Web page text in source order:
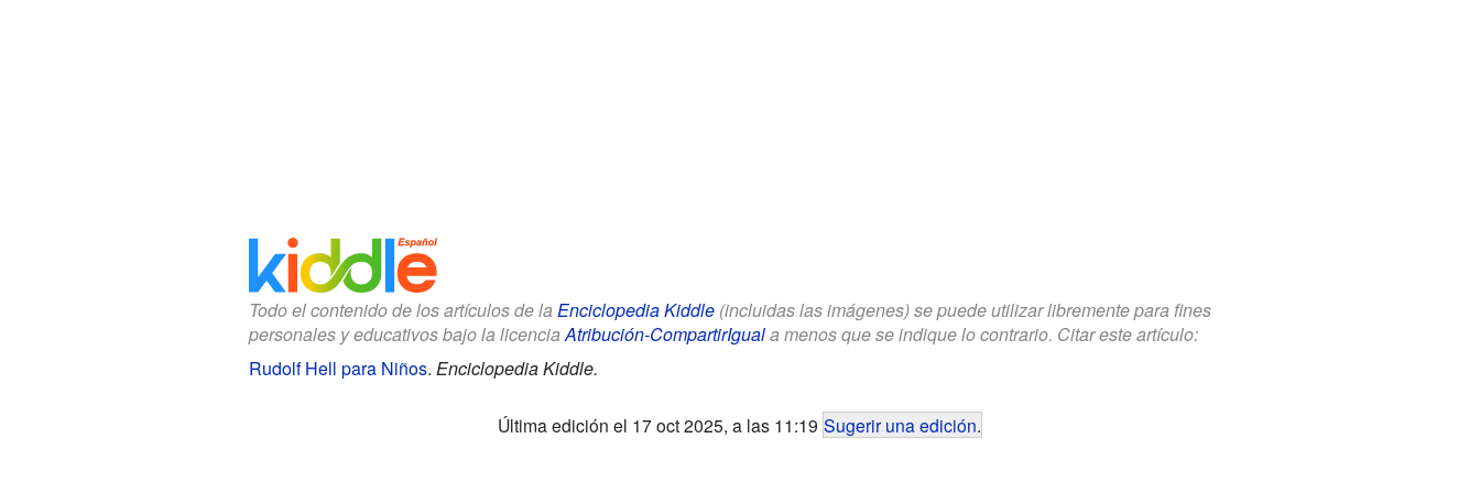
Todo el contenido de los artículos de la Enciclopedia Kiddle(incluidas las imágenes) se puede utilizar libremente para fines
personales y educativos bajo la licencia Atribución-CompartirIguala menos que se indique lo contrario. Citar este artículo:
Rudolf Hell para Niños. Enciclopedia Kiddle.
Última edición el 17 oct 2025, a las 11:19 Sugerir una edición.